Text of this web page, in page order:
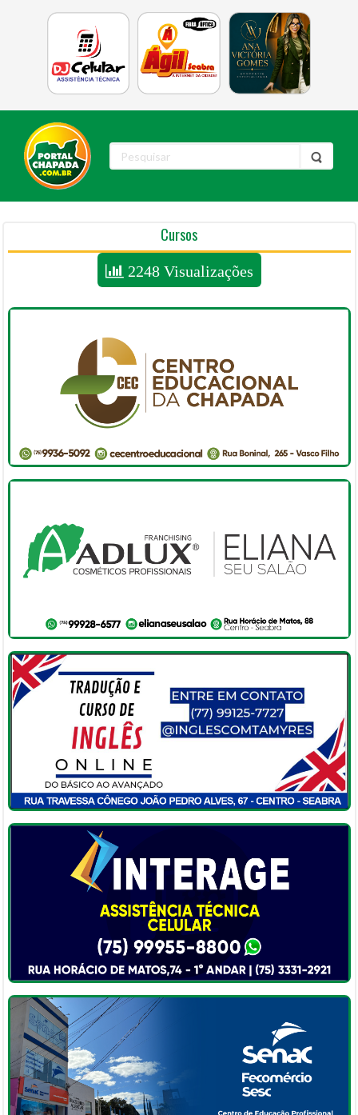
Cursos
2248 Visualizações